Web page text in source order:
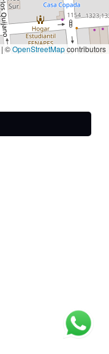
| ©OpenStreetMapcontributors